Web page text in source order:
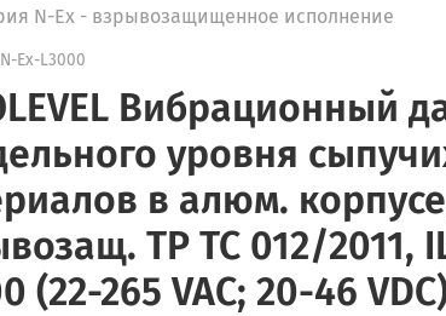
N-Ex - взрывозащищенное исполнение
Ex-L3000
Вибрационный
уровня
в алюм.
ТР ТС 012/2011,
(22-265 VAC; 20-46